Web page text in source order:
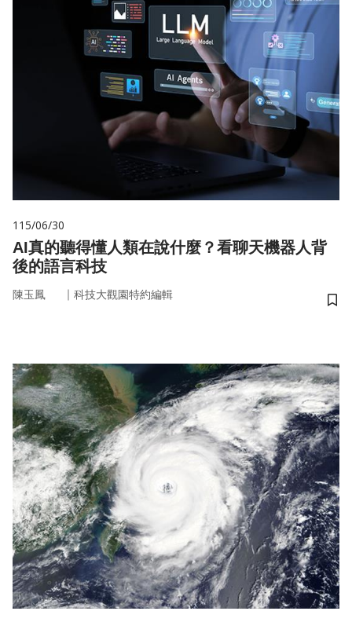
115/06/30
AI真的聽得懂人類在說什麼？看聊天機器人背
後的語言科技
陳玉鳳 ｜ 科技大觀園特約編輯
儲